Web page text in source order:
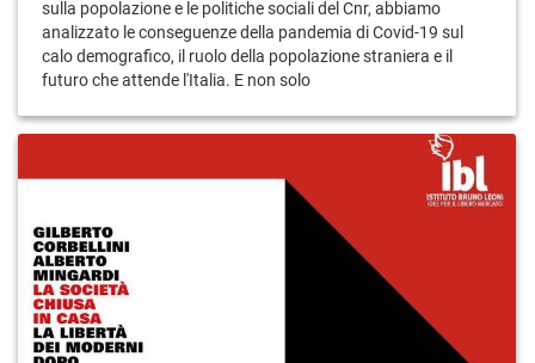
sulla popolazione e le politiche sociali del Cnr, abbiamo
analizzato le conseguenze della pandemia di Covid-19 sul
calo demografico, il ruolo della popolazione straniera e il
futuro che attende l'Italia. E non solo